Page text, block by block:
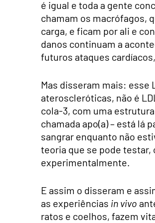
é igual e toda a gente
chamam os macrófagos,
carga, e ficam por ali e
danos continuam a
futuros ataques
Mas disseram mais: esse
ateroscleróticas, não é
cola-3, com uma
chamada apo(a) – está lá
sangrar enquanto não
teoria que se pode testar,
experimentalmente.
E assim o disseram e
as experiências in vivo
ratos e coelhos, fazem